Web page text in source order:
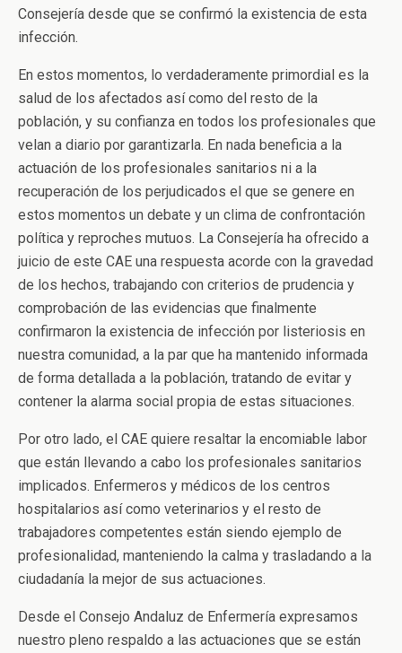
Consejería desde que se confirmó la existencia de esta
infección.
En estos momentos, lo verdaderamente primordial es la
salud de los afectados así como del resto de la
población, y su confianza en todos los profesionales que
velan a diario por garantizarla. En nada beneficia a la
actuación de los profesionales sanitarios ni a la
recuperación de los perjudicados el que se genere en
estos momentos un debate y un clima de confrontación
política y reproches mutuos. La Consejería ha ofrecido a
juicio de este CAE una respuesta acorde con la gravedad
de los hechos, trabajando con criterios de prudencia y
comprobación de las evidencias que finalmente
confirmaron la existencia de infección por listeriosis en
nuestra comunidad, a la par que ha mantenido informada
de forma detallada a la población, tratando de evitar y
contener la alarma social propia de estas situaciones.
Por otro lado, el CAE quiere resaltar la encomiable labor
que están llevando a cabo los profesionales sanitarios
implicados. Enfermeros y médicos de los centros
hospitalarios así como veterinarios y el resto de
trabajadores competentes están siendo ejemplo de
profesionalidad, manteniendo la calma y trasladando a la
ciudadanía la mejor de sus actuaciones.
Desde el Consejo Andaluz de Enfermería expresamos
nuestro pleno respaldo a las actuaciones que se están